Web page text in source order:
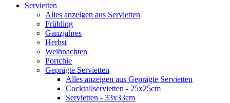
Servietten
Alles anzeigen aus Servietten
Frühling
Ganzjahres
Herbst
Weihnachten
Portchie
Geprägte Servietten
Alles anzeigen aus Geprägte Servietten
Cocktailservietten - 25x25cm
Servietten - 33x33cm